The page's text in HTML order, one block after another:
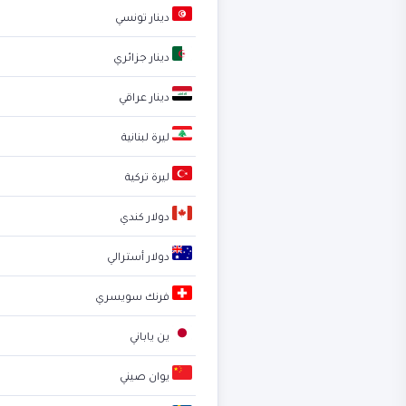
دينار تونسي
دينار جزائري
دينار عراقي
ليرة لبنانية
ليرة تركية
دولار كندي
دولار أسترالي
فرنك سويسري
ين ياباني
يوان صيني